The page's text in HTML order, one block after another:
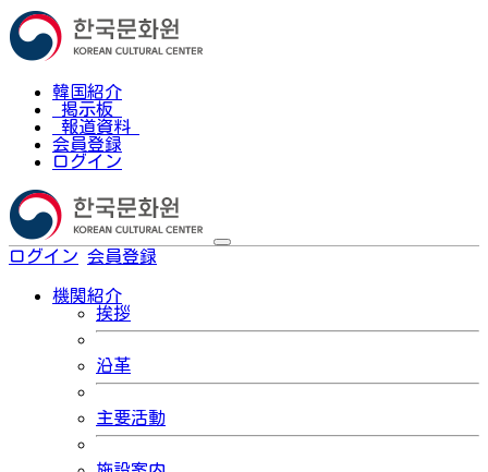
韓国紹介
掲示板
報道資料
会員登録
ログイン
ログイン 会員登録
機関紹介
挨拶
沿革
主要活動